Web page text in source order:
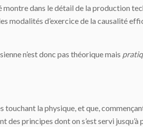
dans le détail de la production
modalités d’exercice de la causalité
n’est donc pas théorique mais
touchant la physique, et que,
principes dont on s’est servi